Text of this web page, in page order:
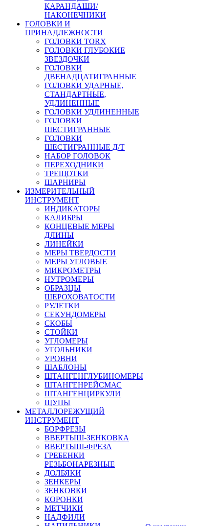
КАРАНДАШИ/
НАКОНЕЧНИКИ
ГОЛОВКИ И
ПРИНАДЛЕЖНОСТИ
ГОЛОВКИ TORX
ГОЛОВКИ ГЛУБОКИЕ
ЗВЕЗДОЧКИ
ГОЛОВКИ
ДВЕНАДЦАТИГРАННЫЕ
ГОЛОВКИ УДАРНЫЕ,
СТАНДАРТНЫЕ,
УДЛИНЕННЫЕ
ГОЛОВКИ УДЛИНЕННЫЕ
ГОЛОВКИ
ШЕСТИГРАННЫЕ
ГОЛОВКИ
ШЕСТИГРАННЫЕ Д/Т
НАБОР ГОЛОВОК
ПЕРЕХОДНИКИ
ТРЕЩОТКИ
ШАРНИРЫ
ИЗМЕРИТЕЛЬНЫЙ
ИНСТРУМЕНТ
ИНДИКАТОРЫ
КАЛИБРЫ
КОНЦЕВЫЕ МЕРЫ
ДЛИНЫ
ЛИНЕЙКИ
МЕРЫ ТВЕРДОСТИ
МЕРЫ УГЛОВЫЕ
МИКРОМЕТРЫ
НУТРОМЕРЫ
ОБРАЗЦЫ
ШЕРОХОВАТОСТИ
РУЛЕТКИ
СЕКУНДОМЕРЫ
СКОБЫ
СТОЙКИ
УГЛОМЕРЫ
УГОЛЬНИКИ
УРОВНИ
ШАБЛОНЫ
ШТАНГЕНГЛУБИНОМЕРЫ
ШТАНГЕНРЕЙСМАС
ШТАНГЕНЦИРКУЛИ
ЩУПЫ
МЕТАЛЛОРЕЖУЩИЙ
ИНСТРУМЕНТ
БОРФРЕЗЫ
ВВЕРТЫШ-ЗЕНКОВКА
ВВЕРТЫШ-ФРЕЗА
ГРЕБЕНКИ
РЕЗЬБОНАРЕЗНЫЕ
ДОЛБЯКИ
ЗЕНКЕРЫ
ЗЕНКОВКИ
КОРОНКИ
МЕТЧИКИ
НАДФИЛИ